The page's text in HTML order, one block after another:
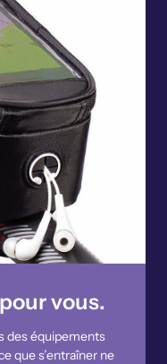
vous.
des équipements
que s’entraîner ne